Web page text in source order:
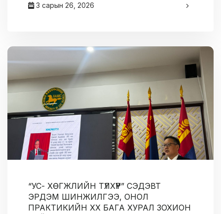
3 сарын 26, 2026
“УС- ХӨГЖЛИЙН ТҮЛХҮҮР” СЭДЭВТ
ЭРДЭМ ШИНЖИЛГЭЭ, ОНОЛ
ПРАКТИКИЙН XX БАГА ХУРАЛ ЗОХИОН